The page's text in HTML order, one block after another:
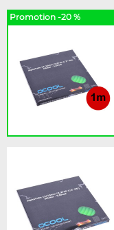
Promotion -20 %